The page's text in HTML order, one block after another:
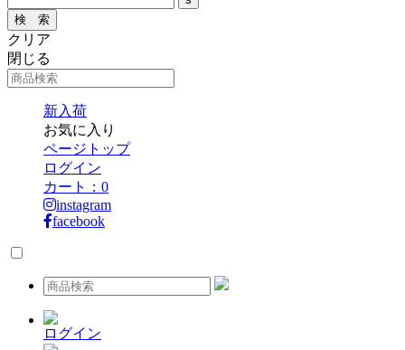
クリア
閉じる
新入荷
お気に入り
ページトップ
ログイン
カート： 0
instagram
facebook
ログイン